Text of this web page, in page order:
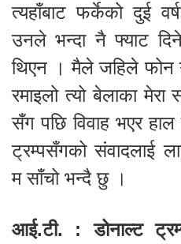
त्यहाँबाट फर्केको दुई
उनले भन्दा नै फ्याट
थिएन । मैले जहिले फोन
रमाइलो त्यो बेलाका मेरा
सँग पछि विवाह भएर
ट्रम्पसँगको संवादलाई
म साँचो भन्दै छु ।
आई.टी. : डोनाल्ट